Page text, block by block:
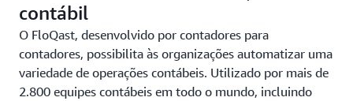
contábil
O FloQast, desenvolvido por contadores para
contadores, possibilita às organizações automatizar uma
variedade de operações contábeis. Utilizado por mais de
2.800 equipes contábeis em todo o mundo, incluindo